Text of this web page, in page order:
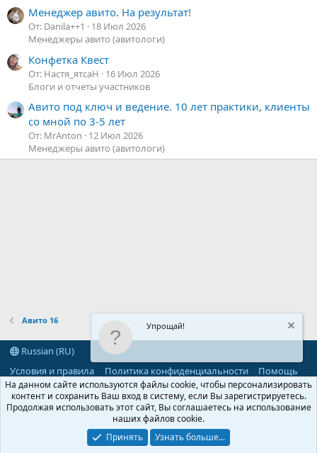
Менеджер авито. На результат!
От: Danila++1
18 Июл 2026
Менеджеры авито (авитологи)
Конфетка Квест
От: Настя_ятсаН
16 Июл 2026
Блоги и отчеты участников
Авито под ключ и ведение. 10 лет практики, клиенты
со мной по 3-5 лет
От: MrAnton
12 Июл 2026
Менеджеры авито (авитологи)
Авито 16
Russian (RU)
Условия и правила
Политика конфиденциальности Помощь
R
S
Community platform by XenForo® © 2010-2026 XenForo Ltd.
Parts of this site powered byadd-ons from DragonByte™
DragonByte Technologies(Details)
©2010-2026 XenForo Ltd.
Упрощай!
На данном сайте используются файлы cookie, чтобы персонализировать
контент и сохранить Ваш вход в систему, если Вы зарегистрируетесь.
Продолжая использовать этот сайт, Вы соглашаетесь на использование
наших файлов cookie.
Принять
Узнать больше...